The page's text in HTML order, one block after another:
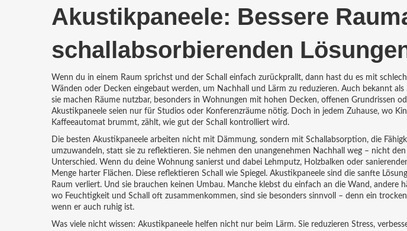
Akustikpaneele: Bessere
schallabsorbierenden
Wenn du in einem Raum sprichst und der Schall einfach zurückprallt, dann hast du es mit
Wänden oder Decken eingebaut werden, um Nachhall und Lärm zu reduzieren. Auch bekannt als
sie machen Räume nutzbar, besonders in Wohnungen mit hohen Decken, offenen Grundrissen
Akustikpaneele seien nur für Studios oder Konferenzräume nötig. Doch in jedem Zuhause, wo
Kaffeeautomat brummt, zählt, wie gut der Schall kontrolliert wird.
Die besten Akustikpaneele arbeiten nicht mit Dämmung, sondern mit Schallabsorption, die
umzuwandeln, statt sie zu reflektieren. Sie nehmen den unangenehmen Nachhall weg – nicht
Unterschied. Wenn du deine Wohnung sanierst und dabei Lehmputz, Holzbalken oder
Menge harter Flächen. Diese reflektieren Schall wie Spiegel. Akustikpaneele sind die sanfte
Raum verliert. Und sie brauchen keinen Umbau. Manche klebst du einfach an die Wand, andere
wo Feuchtigkeit und Schall oft zusammenkommen, sind sie besonders sinnvoll – denn ein
wenn er auch ruhig ist.
Was viele nicht wissen: Akustikpaneele helfen nicht nur beim Lärm. Sie reduzieren Stress,